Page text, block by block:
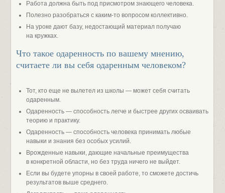
Работа должна быть под присмотром знающего человека.
Полезно разобраться с каким-то вопросом коллективно.
На уроке дают базу, недостающий материал получаю
на кружках.
Что такое одаренность по вашему мнению,
считаете ли вы себя одаренным человеком?
Тот, кто еще не вылетел из школы — может себя считать
одаренным.
Одаренность — способность легче и быстрее других осваивать
теорию и практику.
Одаренность — способность человека принимать любые
навыки и знания без особых усилий.
Врожденные навыки, дающие начальные преимущества
в конкретной области, но без труда ничего не выйдет.
Если вы будете упорны в своей работе, то сможете достичь
результатов выше среднего.